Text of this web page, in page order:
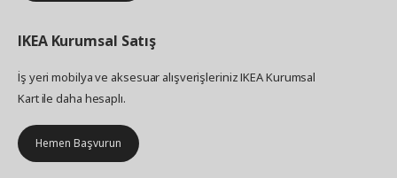
IKEA Kurumsal Satış
İş yeri mobilya ve aksesuar alışverişleriniz IKEA Kurumsal
Kart ile daha hesaplı.
Hemen Başvurun